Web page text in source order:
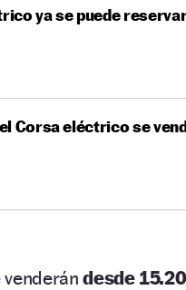
ya se puede
Corsa eléctrico se
venderándesde